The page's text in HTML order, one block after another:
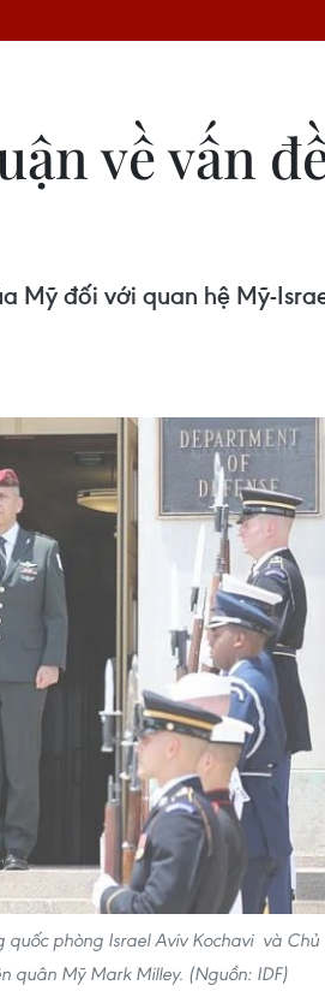
về vấn
Mỹ đối với quan hệ Mỹ-
phòng Israel Aviv Kochavi và Chủ
quân Mỹ Mark Milley. (Nguồn: IDF)